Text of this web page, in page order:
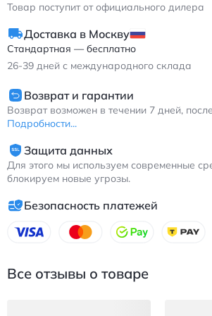
Товар поступит от официального дилера
Доставка в Москву
Стандартная — бесплатно
26-39 дней с международного склада
Возврат и гарантии
Возврат возможен в течении 7 дней,
Подробности...
Защита данных
Для этого мы используем современные
блокируем новые угрозы.
Безопасность платежей
Все отзывы о товаре